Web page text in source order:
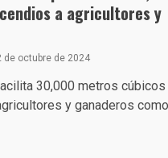
a agricultores y
de octubre de 2024
30,000 metros cúbicos
y ganaderos como